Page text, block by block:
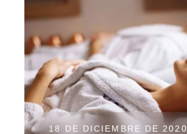
18 DE DICIEMBRE DE 2020